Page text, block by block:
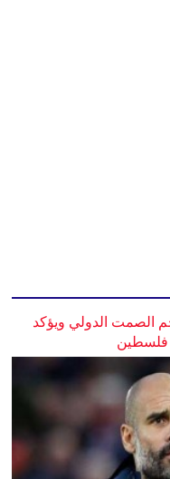
الصمت الدولي ويؤكد
فلسطين